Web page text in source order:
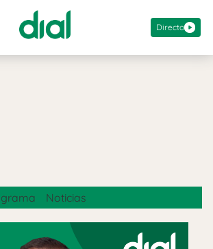
Directo
Noticias